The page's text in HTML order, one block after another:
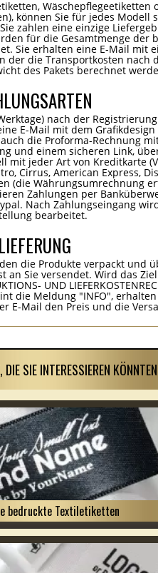
Wäschepflegeetiketten
können Sie für jedes Modell
zahlen eine einzige
für die Gesamtmenge der
Sie erhalten eine E-Mail mit
der die Transportkosten nach
des Pakets berechnet
nach der
E-Mail mit dem
die Proforma-Rechnung
und einem sicheren Link,
mit jeder Art von Kreditkarte
Cirrus, American Express,
(die Währungsumrechnung
Zahlungen per
Nach Zahlungseingang
bearbeitet.
LIEFERUNG
die Produkte verpackt und
an Sie versendet. Wird das
UND
die Meldung "INFO", erhalten
E-Mail den Preis und die
SIE INTERESSIEREN
bedruckte Textiletiketten